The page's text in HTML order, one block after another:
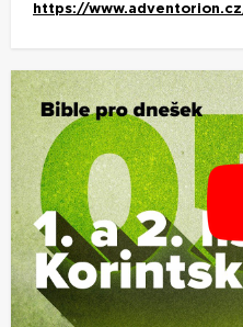
https://